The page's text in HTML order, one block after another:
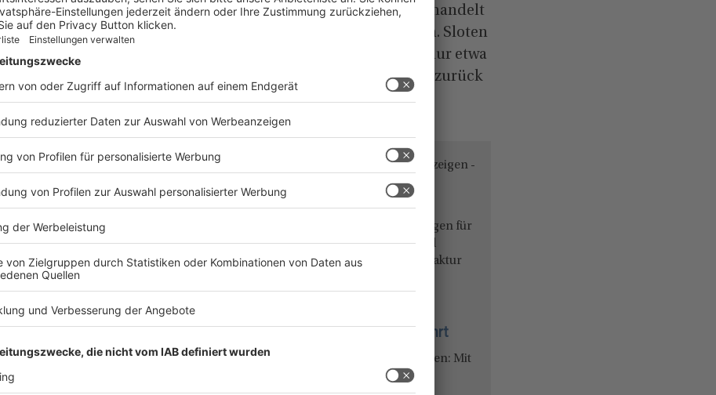
Leeuwarden mit knapp 100.000 Einwohnern abgesehen, handelt
es sich um kleine Orte mit wenigen Tausend Einwohnern. Sloten
gilt sogar als kleinste Stadt der Niederlande, hier leben nur etwa
740 Menschen. Die Verleihung der Stadtrechte geht weit zurück
bis ins Mittelalter.
- Anzeigen -
CamperBoards: Individuelle Tischlösungen
Camperboards entwickelt und fertigt individuelle Tischlösungen für
Wohnmobile. Zudem vertreibt Camperboards in Deutschland
exklusiv die Tischsäulen und Gestelle der italienischen Manufaktur
GOK-Caramatic-Serie: Gasversorgung während der Fahrt
Campingfahrzeug schon während der Fahrt heizen oder kühlen: Mit
den passenden Sicherheitssystemen darf die Gasflasche